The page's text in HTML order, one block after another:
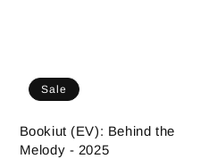
Sale
Bookiut (EV): Behind the
Melody - 2025